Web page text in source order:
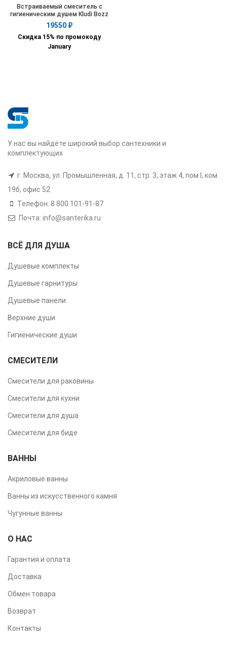
Встраиваемый смеситель с
гигиеническим душем Kludi Bozz
389980576
19550 ₽
Скидка 15% по промокоду
January
У нас вы найдёте широкий выбор сантехники и
комплектующих
г. Москва, ул. Промышленная, д. 11, стр. 3, этаж 4, пом I, ком.
19б, офис 52
Телефон: 8 800 101-91-87
Почта: info@santerika.ru
ВСЁ ДЛЯ ДУША
Душевые комплекты
Душевые гарнитуры
Душевые панели
Верхние души
Гигиенические души
СМЕСИТЕЛИ
Смесители для раковины
Смесители для кухни
Смесители для душа
Смесители для биде
ВАННЫ
Акриловые ванны
Ванны из искусственного камня
Чугунные ванны
О НАС
Гарантия и оплата
Доставка
Обмен товара
Возврат
Контакты